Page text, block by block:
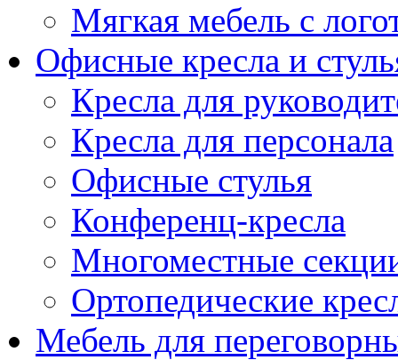
Мягкая мебель с
Офисные кресла и
Кресла для
Кресла для персонала
Офисные стулья
Конференц-кресла
Многоместные
Ортопедические
Мебель для